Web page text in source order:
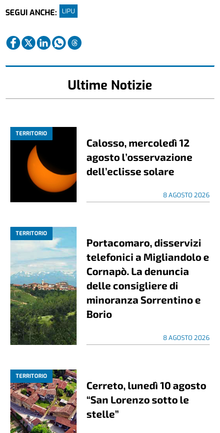
SEGUI ANCHE:
LIPU
Ultime Notizie
TERRITORIO
Calosso, mercoledì 12
agosto l’osservazione
dell’eclisse solare
8 AGOSTO 2026
TERRITORIO
Portacomaro, disservizi
telefonici a Migliandolo e
Cornapò. La denuncia
delle consigliere di
minoranza Sorrentino e
Borio
8 AGOSTO 2026
TERRITORIO
Cerreto, lunedì 10 agosto
“San Lorenzo sotto le
stelle”